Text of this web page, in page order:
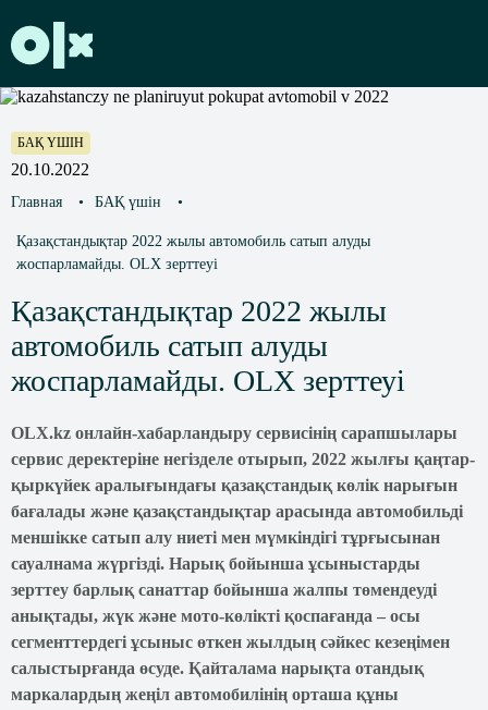
БАҚ ҮШІН
20.10.2022
Главная • БАҚ үшін •
Қазақстандықтар 2022 жылы автомобиль сатып алуды
жоспарламайды. OLX зерттеуі
Қазақстандықтар 2022 жылы
автомобиль сатып алуды
жоспарламайды. OLX зерттеуі
OLX.kz онлайн-хабарландыру сервисінің сарапшылары
сервис деректеріне негізделе отырып, 2022 жылғы қаңтар-
қыркүйек аралығындағы қазақстандық көлік нарығын
бағалады және қазақстандықтар арасында автомобильді
меншікке сатып алу ниеті мен мүмкіндігі тұрғысынан
сауалнама жүргізді. Нарық бойынша ұсыныстарды
зерттеу барлық санаттар бойынша жалпы төмендеуді
анықтады, жүк және мото-көлікті қоспағанда – осы
сегменттердегі ұсыныс өткен жылдың сәйкес кезеңімен
салыстырғанда өсуде. Қайталама нарықта отандық
маркалардың жеңіл автомобилінің орташа құны